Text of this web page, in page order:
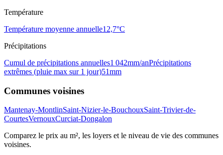
Température
Température moyenne annuelle12,7°C
Précipitations
Cumul de précipitations annuelles1 042mm/anPrécipitations
extrêmes (pluie max sur 1 jour)51mm
Communes voisines
Mantenay-MontlinSaint-Nizier-le-BouchouxSaint-Trivier-de-
CourtesVernouxCurciat-Dongalon
Comparez le prix au m², les loyers et le niveau de vie des communes
voisines.